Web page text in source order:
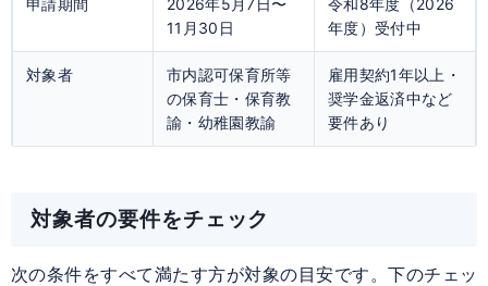
11月30日
年度）受付中
対象者
市内認可保育所等
の保育士・保育教
諭・幼稚園教諭
雇用契約1年以上・
奨学金返済中など
要件あり
対象者の要件をチェック
次の条件をすべて満たす方が対象の目安です。下のチェッ